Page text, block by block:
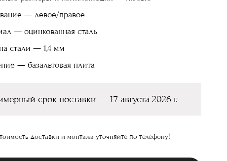
— левое/правое
— оцинкованная сталь
стали — 1,4 мм
— базальтовая плита
срок поставки — 17 августа 2026 г.
доставки и монтажа уточняйте по телефону!